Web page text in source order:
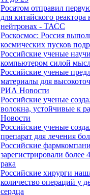
Росатом отправил
для китайского
нейтронах - ТАСС
Роскосмос: Россия
космических пусков
Российские ученые
компьютером силой
Российские ученые
материалы для
РИА Новости
Российские ученые
волокна, устойчивые к
Новости
Российские ученые
препарат для лечения
Российские
зарегистрировали более
рака
Российские хирурги
количество операций у
сердца